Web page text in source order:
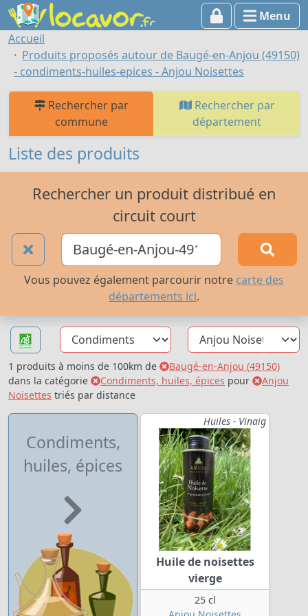
Menu
Accueil
Produits proposés autour de Baugé-en-Anjou (49150)
- condiments-huiles-epices - Anjou Noisettes
Rechercher par
commune
Rechercher par
département
Liste des produits
Rechercher un produit distribué en
circuit court
Vous pouvez également parcourir notre carte des
départements ici.
1 produits à moins de 100km de
Baugé-en-Anjou (49150)
dans la catégorie
Condiments, huiles, épices pour
Anjou
Noisettes triés par distance
Condiments,
huiles, épices
Huiles - Vinaig
Huile de noisettes
vierge
25 cl